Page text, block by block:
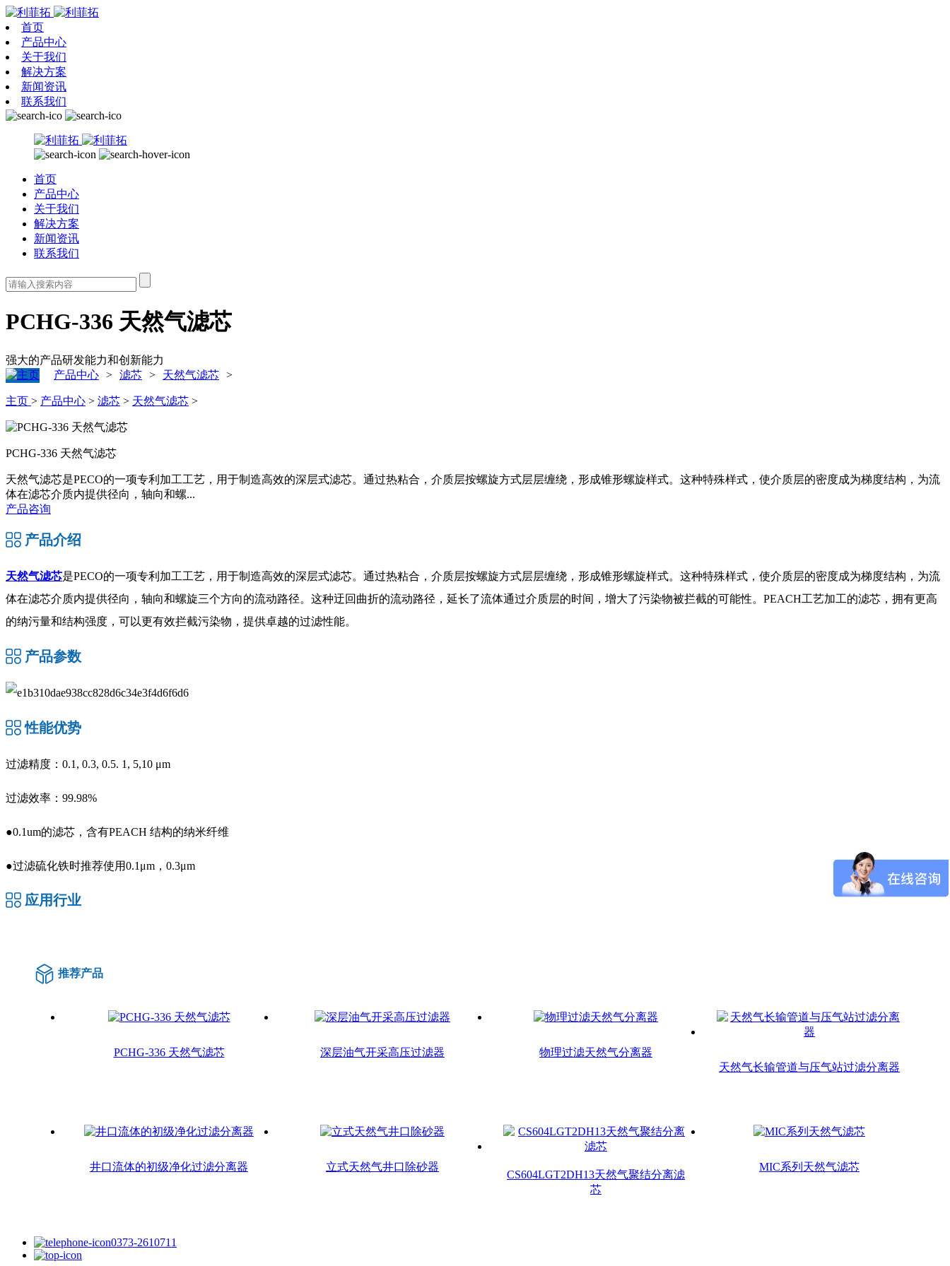
首页
产品中心
关于我们
解决方案
新闻资讯
联系我们
首页
产品中心
关于我们
解决方案
新闻资讯
联系我们
PCHG-336 天然气滤芯
强大的产品研发能力和创新能力
产品中心 > 滤芯 > 天然气滤芯 >
主页 > 产品中心 > 滤芯 > 天然气滤芯 >
PCHG-336 天然气滤芯
天然气滤芯是PECO的一项专利加工工艺，用于制造高效的深层式滤芯。通过热粘合，介质层按螺旋方式层层缠绕，形成锥形螺旋样式。这种特殊样式，使介质层的密度成为梯度结构，为流
体在滤芯介质内提供径向，轴向和螺...
产品咨询
产品介绍
天然气滤芯是PECO的一项专利加工工艺，用于制造高效的深层式滤芯。通过热粘合，介质层按螺旋方式层层缠绕，形成锥形螺旋样式。这种特殊样式，使介质层的密度成为梯度结构，为流
体在滤芯介质内提供径向，轴向和螺旋三个方向的流动路径。这种迂回曲折的流动路径，延长了流体通过介质层的时间，增大了污染物被拦截的可能性。PEACH工艺加工的滤芯，拥有更高
的纳污量和结构强度，可以更有效拦截污染物，提供卓越的过滤性能。
产品参数
性能优势
过滤精度：0.1, 0.3, 0.5. 1, 5,10 μm
过滤效率：99.98%
●0.1um的滤芯，含有PEACH 结构的纳米纤维
●过滤硫化铁时推荐使用0.1μm，0.3μm
应用行业
推荐产品
PCHG-336 天然气滤芯 深层油气开采高压过滤器
物理过滤天然气分离器
天然气长输管道与压气站过滤分离器
井口流体的初级净化过滤分离器 立式天然气井口除砂器
CS604LGT2DH13天然气聚结分离滤
芯
MIC系列天然气滤芯
0373-2610711